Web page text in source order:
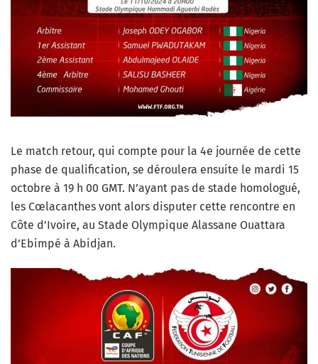
Le match retour, qui compte pour la 4e journée de cette
phase de qualification, se déroulera ensuite le mardi 15
octobre à 19 h 00 GMT. N’ayant pas de stade homologué,
les Cœlacanthes vont alors disputer cette rencontre en
Côte d’Ivoire, au Stade Olympique Alassane Ouattara
d’Ebimpé à Abidjan.